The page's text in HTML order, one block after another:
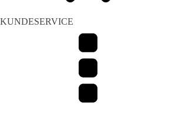
KUNDESERVICE